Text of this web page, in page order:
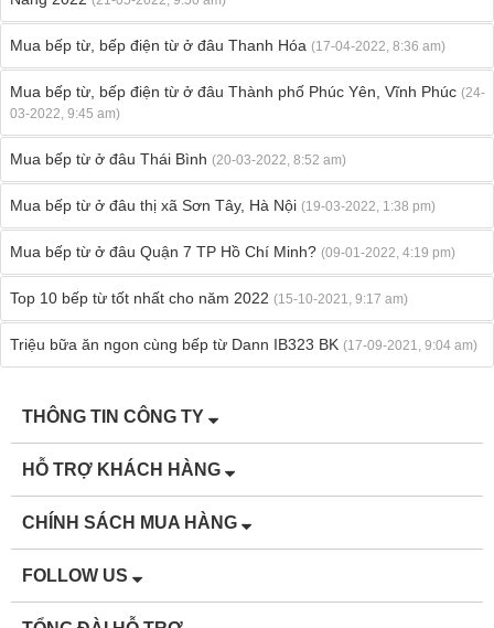
Mua bếp từ, bếp điện từ ở đâu Thanh Hóa (17-04-2022, 8:36 am)
Mua bếp từ, bếp điện từ ở đâu Thành phố Phúc Yên, Vĩnh Phúc (24-
03-2022, 9:45 am)
Mua bếp từ ở đâu Thái Bình (20-03-2022, 8:52 am)
Mua bếp từ ở đâu thị xã Sơn Tây, Hà Nội (19-03-2022, 1:38 pm)
Mua bếp từ ở đâu Quận 7 TP Hồ Chí Minh? (09-01-2022, 4:19 pm)
Top 10 bếp từ tốt nhất cho năm 2022 (15-10-2021, 9:17 am)
Triệu bữa ăn ngon cùng bếp từ Dann IB323 BK (17-09-2021, 9:04 am)
THÔNG TIN CÔNG TY
HỖ TRỢ KHÁCH HÀNG
CHÍNH SÁCH MUA HÀNG
FOLLOW US